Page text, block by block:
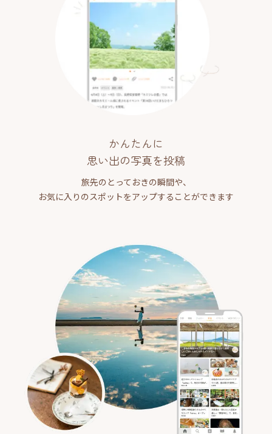
かんたんに
思い出の写真を投稿
旅先のとっておきの瞬間や、
お気に入りのスポットをアップすることができます